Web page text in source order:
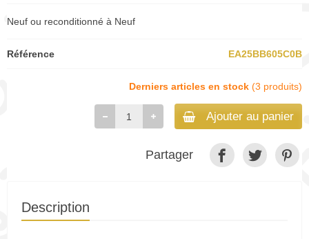
Neuf ou reconditionné à Neuf
Référence EA25BB605C0B
Derniers articles en stock (3 produits)
Ajouter au panier
Partager
Description